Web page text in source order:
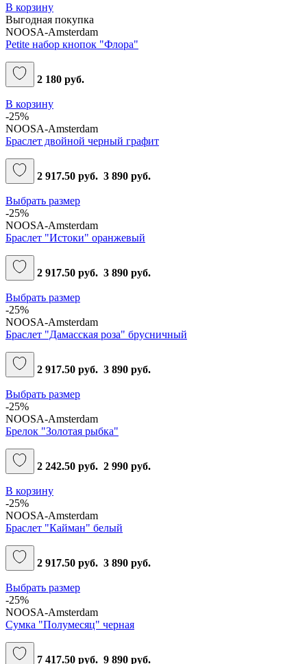
В корзину
Выгодная покупка
NOOSA-Amsterdam
Petite набор кнопок "Флора"
2 180 руб.
В корзину
-25%
NOOSA-Amsterdam
Браслет двойной черный графит
2 917.50 руб. 3 890 руб.
Выбрать размер
-25%
NOOSA-Amsterdam
Браслет "Истоки" оранжевый
2 917.50 руб. 3 890 руб.
Выбрать размер
-25%
NOOSA-Amsterdam
Браслет "Дамасская роза" брусничный
2 917.50 руб. 3 890 руб.
Выбрать размер
-25%
NOOSA-Amsterdam
Брелок "Золотая рыбка"
2 242.50 руб. 2 990 руб.
В корзину
-25%
NOOSA-Amsterdam
Браслет "Кайман" белый
2 917.50 руб. 3 890 руб.
Выбрать размер
-25%
NOOSA-Amsterdam
Сумка "Полумесяц" черная
7 417.50 руб. 9 890 руб.